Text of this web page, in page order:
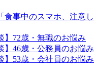
食事中のスマホ、注意し
】72歳・無職のお悩み
】46歳・公務員のお悩み
】53歳・会社員のお悩み